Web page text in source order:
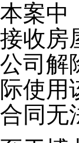
本案中
接收房
公司解
际使用
合同无